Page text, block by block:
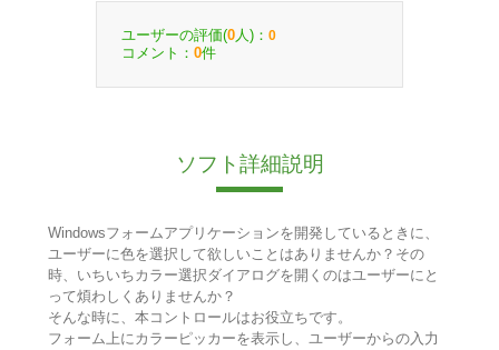
ユーザーの評価(0 人)： 0
コメント： 0件
ソフト詳細説明
Windowsフォームアプリケーションを開発しているときに、
ユーザーに色を選択して欲しいことはありませんか？その
時、いちいちカラー選択ダイアログを開くのはユーザーにと
って煩わしくありませんか？
そんな時に、本コントロールはお役立ちです。
フォーム上にカラーピッカーを表示し、ユーザーからの入力